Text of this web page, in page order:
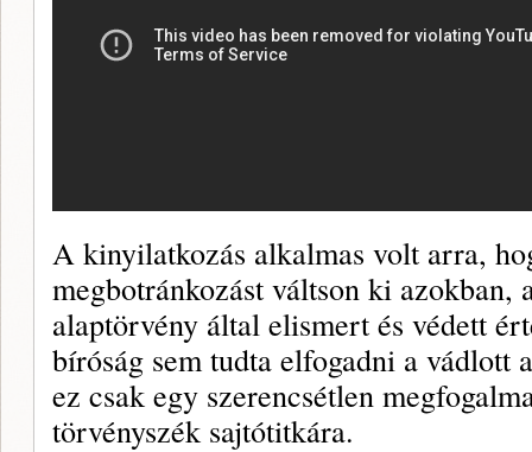
A kinyilatkozás alkalmas volt arra,
megbotránkozást váltson ki azokban,
alaptörvény által elismert és védett
bíróság sem tudta elfogadni a vádlott
ez csak egy szerencsétlen
törvényszék sajtótitkára.